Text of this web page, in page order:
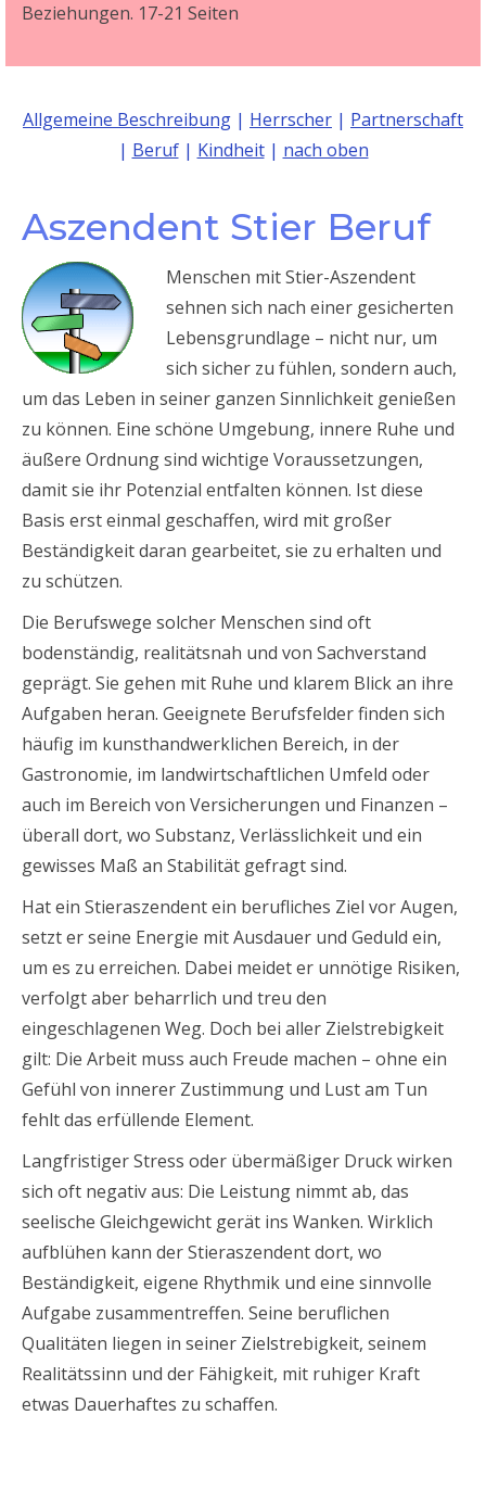
Beziehungen. 17-21 Seiten
Allgemeine Beschreibung | Herrscher | Partnerschaft
| Beruf| Kindheit| nach oben
Aszendent Stier Beruf
Menschen mit Stier-Aszendent
sehnen sich nach einer gesicherten
Lebensgrundlage – nicht nur, um
sich sicher zu fühlen, sondern auch,
um das Leben in seiner ganzen Sinnlichkeit genießen
zu können. Eine schöne Umgebung, innere Ruhe und
äußere Ordnung sind wichtige Voraussetzungen,
damit sie ihr Potenzial entfalten können. Ist diese
Basis erst einmal geschaffen, wird mit großer
Beständigkeit daran gearbeitet, sie zu erhalten und
zu schützen.
Die Berufswege solcher Menschen sind oft
bodenständig, realitätsnah und von Sachverstand
geprägt. Sie gehen mit Ruhe und klarem Blick an ihre
Aufgaben heran. Geeignete Berufsfelder finden sich
häufig im kunsthandwerklichen Bereich, in der
Gastronomie, im landwirtschaftlichen Umfeld oder
auch im Bereich von Versicherungen und Finanzen –
überall dort, wo Substanz, Verlässlichkeit und ein
gewisses Maß an Stabilität gefragt sind.
Hat ein Stieraszendent ein berufliches Ziel vor Augen,
setzt er seine Energie mit Ausdauer und Geduld ein,
um es zu erreichen. Dabei meidet er unnötige Risiken,
verfolgt aber beharrlich und treu den
eingeschlagenen Weg. Doch bei aller Zielstrebigkeit
gilt: Die Arbeit muss auch Freude machen – ohne ein
Gefühl von innerer Zustimmung und Lust am Tun
fehlt das erfüllende Element.
Langfristiger Stress oder übermäßiger Druck wirken
sich oft negativ aus: Die Leistung nimmt ab, das
seelische Gleichgewicht gerät ins Wanken. Wirklich
aufblühen kann der Stieraszendent dort, wo
Beständigkeit, eigene Rhythmik und eine sinnvolle
Aufgabe zusammentreffen. Seine beruflichen
Qualitäten liegen in seiner Zielstrebigkeit, seinem
Realitätssinn und der Fähigkeit, mit ruhiger Kraft
etwas Dauerhaftes zu schaffen.